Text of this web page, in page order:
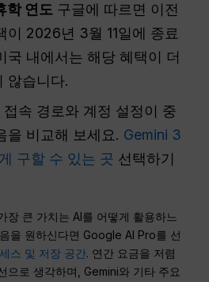
학 연도 구글에 따르면 이전
이 2026년 3월 11일에 종료
국 내에서는 해당 혜택이 더
않습니다.
속 경로와 계정 설정이 중
을 비교해 보세요. Gemini 3
구할 수 있는 곳 선택하기
장 큰 가치는 AI를 어떻게 활용하느
을 원하신다면 Google AI Pro를 선
스 및 저장 공간. 연간 요금을 저렴
으로 생각하며, Gemini와 기타 주요